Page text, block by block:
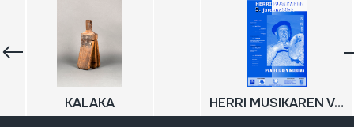
KALAKA HERRI MUSIKAREN V. JARDUNALDIAK: Panderoaren inguruan; 2006-11-25; 2006-11-26